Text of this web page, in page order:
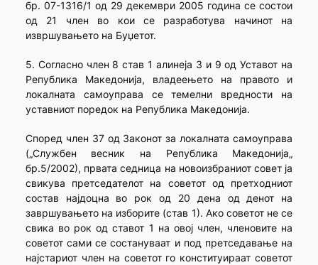
бр. 07-1316/1 од 29 декември 2005 година се состои
од 21 член во кои се разработува начинот на
извршувањето на Буџетот.
5. Согласно член 8 став 1 алинеја 3 и 9 од Уставот на
Република Македонија, владеењето на правото и
локалната самоуправа се темелни вредности на
уставниот поредок на Република Македонија.
Според член 37 од Законот за локалната самоуправа
(„Службен весник на Република Македонија„
бр.5/2002), првата седница на новоизбраниот совет ја
свикува претседателот на советот од претходниот
состав најдоцна во рок од 20 дена од денот на
завршувањето на изборите (став 1). Ако советот не се
свика во рок од ставот 1 на овој член, членовите на
советот сами се состануваат и под претседавање на
најстариот член на советот го конституираат советот